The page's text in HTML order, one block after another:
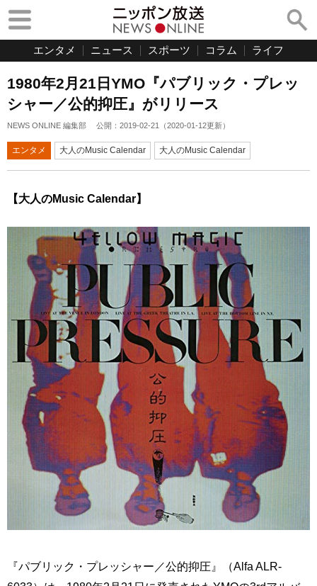
エンタメ ニュース スポーツ コラム ライフ
1980年2月21日YMO『パブリック・プレッ
シャー／公的抑圧』がリリース
NEWS ONLINE 編集部 公開： 2019-02-21 （2020-01-12更新）
エンタメ 大人のMusic Calendar 大人のMusic Calendar
【大人のMusic Calendar】
『パブリック・プレッシャー／公的抑圧』（Alfa ALR-